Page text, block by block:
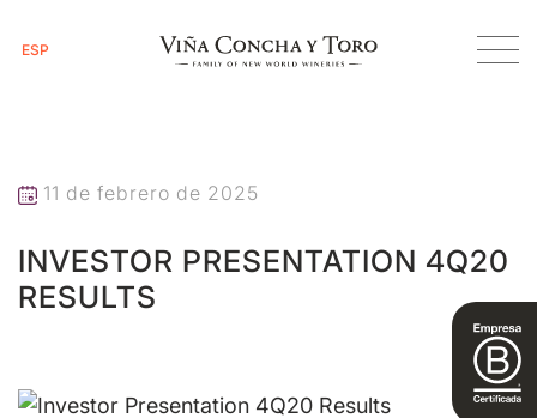
ESP
11 de febrero de 2025
INVESTOR PRESENTATION 4Q20
RESULTS